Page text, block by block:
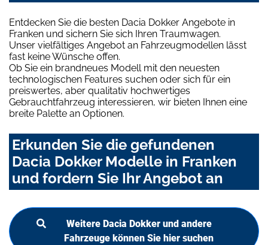
Entdecken Sie die besten Dacia Dokker Angebote in
Franken und sichern Sie sich Ihren Traumwagen.
Unser vielfältiges Angebot an Fahrzeugmodellen lässt
fast keine Wünsche offen.
Ob Sie ein brandneues Modell mit den neuesten
technologischen Features suchen oder sich für ein
preiswertes, aber qualitativ hochwertiges
Gebrauchtfahrzeug interessieren, wir bieten Ihnen eine
breite Palette an Optionen.
Erkunden Sie die gefundenen
Dacia Dokker Modelle in Franken
und fordern Sie Ihr Angebot an
Weitere Dacia Dokker und andere
Fahrzeuge können Sie hier suchen